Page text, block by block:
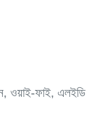
ওয়াই-ফাই,